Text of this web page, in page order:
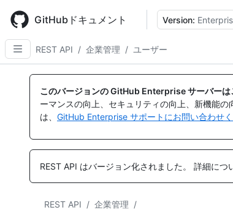
main
content
GitHubドキュメント Version:
REST API / 企業管理 / ユーザー
このバージョンの GitHub Enterprise サーバーは
ーマンスの向上、セキュリティの向上、新機能の
は、 GitHub Enterprise サポートにお問い合わせ
REST API はバージョン化されました。 詳細につ
REST API / 企業管理 /
名
前,
タ
イ
説
名
前,
タ
イ
説
名
前,
タ
イ
説
名
前,
タ
イ
説
名
前,
タ
イ
説
名
前,
タ
イ
説
名
前,
タ
イ
説
名
前,
タ
イ
説
名
前,
タ
イ
説
名
前,
タ
イ
説
名
前,
タ
イ
説
名
前,
タ
イ
説
名
前,
タ
イ
説
名
前,
タ
イ
説
名
前,
タ
イ
説
名
前,
タ
イ
説
名
前,
タ
イ
説
名
前,
タ
イ
説
名
前,
タ
イ
説
名
前,
タ
イ
説
名
前,
タ
イ
説
名
前,
タ
イ
説
名
前,
タ
イ
説
名
前,
タ
イ
説
名
前,
タ
イ
説
名
前,
タ
イ
説
名
前,
タ
イ
説
名
前,
タ
イ
説
名
前,
タ
イ
説
名
前,
タ
イ
説